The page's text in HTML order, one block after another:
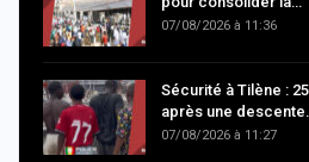
07/08/2026 à 11:36
Sécurité à Tilène :
après une
07/08/2026 à 11:27